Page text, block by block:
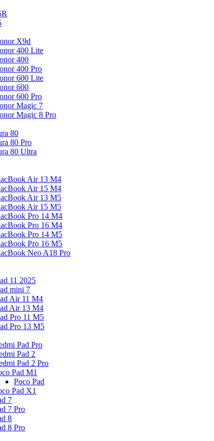
X9d
400 Lite
400
400 Pro
600 Lite
600
600 Pro
Magic 7
Magic 8 Pro
80
80 Pro
80 Ultra
Air 13 M4
Air 15 M4
Air 13 M5
Air 15 M5
Pro 14 M4
Pro 16 M4
Pro 14 M5
Pro 16 M5
Neo A18 Pro
11 2025
mini 7
Air 11 M4
Air 13 M4
Pro 11 M5
Pro 13 M5
Pad Pro
Pad 2
Pad 2 Pro
Pad M1
Poco Pad
Pad X1
7
7 Pro
8
8 Pro